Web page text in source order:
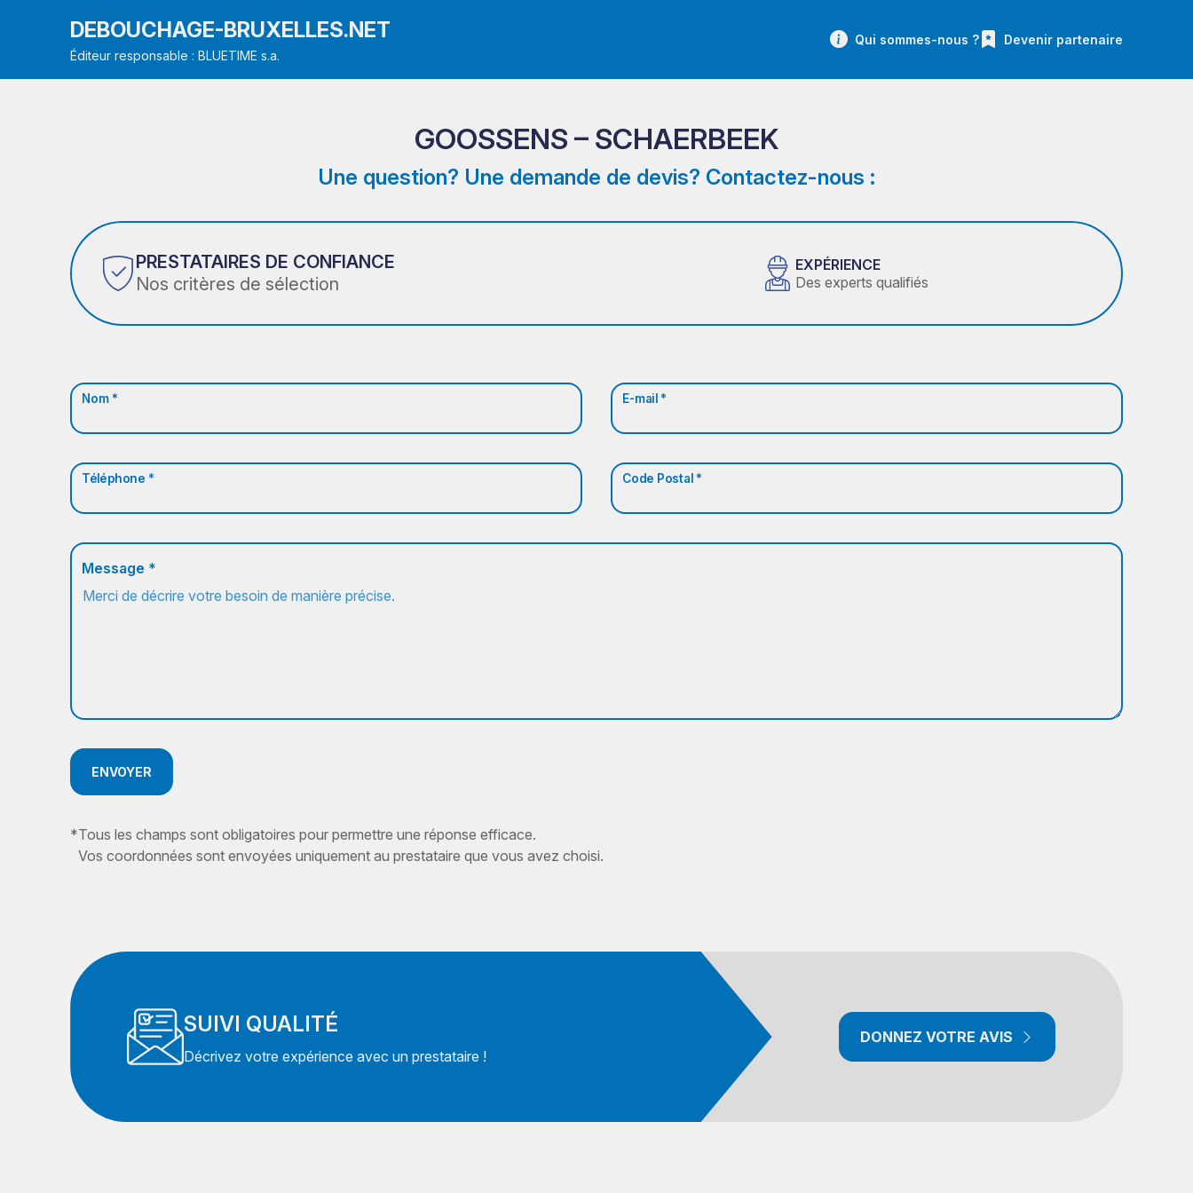
DEBOUCHAGE-BRUXELLES.NET
Éditeur responsable : BLUETIME s.a.
Qui sommes-nous ? Devenir partenaire
GOOSSENS – SCHAERBEEK
Une question? Une demande de devis? Contactez-nous :
PRESTATAIRES DE CONFIANCE
Nos critères de sélection
EXPÉRIENCE
Des experts qualifiés
Nom * E-mail *
Téléphone * Code Postal *
Message *
ENVOYER
*Tous les champs sont obligatoires pour permettre une réponse efficace.
Vos coordonnées sont envoyées uniquement au prestataire que vous avez choisi.
SUIVI QUALITÉ
Décrivez votre expérience avec un prestataire !
DONNEZ VOTRE AVIS